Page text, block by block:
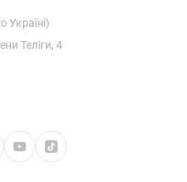
Україні)
Теліги, 4